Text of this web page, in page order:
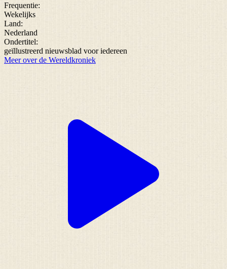
Frequentie:
Wekelijks
Land:
Nederland
Ondertitel:
geïllustreerd nieuwsblad voor iedereen
Meer over de Wereldkroniek